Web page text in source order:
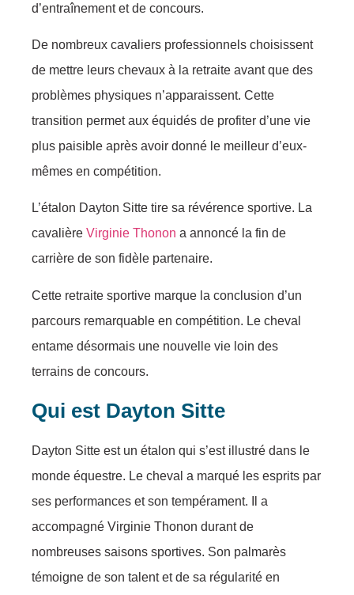
d’entraînement et de concours.
De nombreux cavaliers professionnels choisissent
de mettre leurs chevaux à la retraite avant que des
problèmes physiques n’apparaissent. Cette
transition permet aux équidés de profiter d’une vie
plus paisible après avoir donné le meilleur d’eux-
mêmes en compétition.
L’étalon Dayton Sitte tire sa révérence sportive. La
cavalière Virginie Thonon a annoncé la fin de
carrière de son fidèle partenaire.
Cette retraite sportive marque la conclusion d’un
parcours remarquable en compétition. Le cheval
entame désormais une nouvelle vie loin des
terrains de concours.
Qui est Dayton Sitte
Dayton Sitte est un étalon qui s’est illustré dans le
monde équestre. Le cheval a marqué les esprits par
ses performances et son tempérament. Il a
accompagné Virginie Thonon durant de
nombreuses saisons sportives. Son palmarès
témoigne de son talent et de sa régularité en